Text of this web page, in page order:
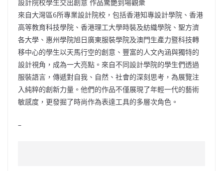
設計院校學生交出創意 作品驚艷到場觀衆
來自大灣區6所專業設計院校，包括香港知專設計學院、香港
⾼等教育科技學院、香港理⼯⼤學時裝及紡織學院、聖方濟
各大學、惠州學院旭日廣東服裝學院及澳門⽣產⼒暨科技轉
移中⼼的學生以天馬行空的創意、豐富的人文內涵與獨特的
設計視角，成為一大亮點。來自不同設計學院的學生們透過
服裝語言，傳遞對自我、自然、社會的深刻思考，為展覽注
入純粹的創新力量。他們的作品不僅展現了年輕一代的藝術
敏感度，更發掘了時尚作為表達工具的多層次角色。
–